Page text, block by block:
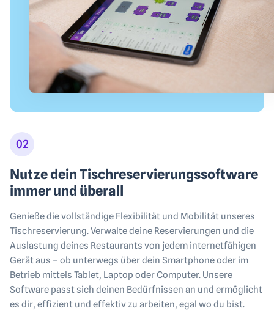
02
Nutze dein Tischreservierungssoftware
immer und überall
Genieße die vollständige Flexibilität und Mobilität unseres
Tischreservierung. Verwalte deine Reservierungen und die
Auslastung deines Restaurants von jedem internetfähigen
Gerät aus – ob unterwegs über dein Smartphone oder im
Betrieb mittels Tablet, Laptop oder Computer. Unsere
Software passt sich deinen Bedürfnissen an und ermöglicht
es dir, effizient und effektiv zu arbeiten, egal wo du bist.